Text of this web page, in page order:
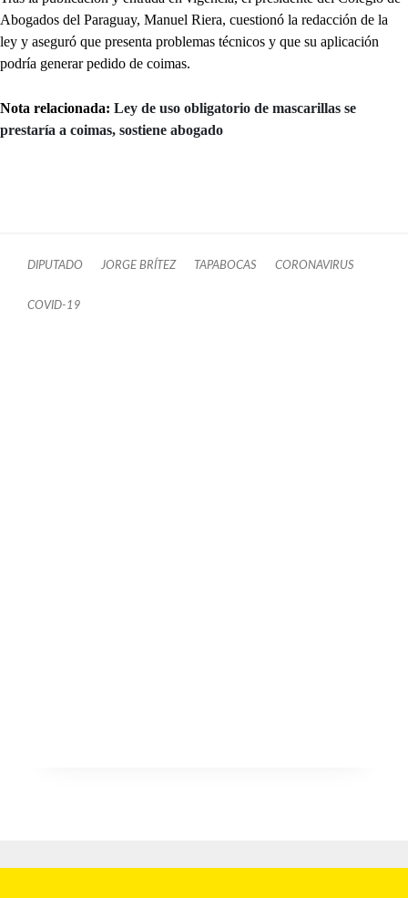
Abogados del Paraguay, Manuel Riera, cuestionó la redacción de la
ley y aseguró que presenta problemas técnicos y que su aplicación
podría generar pedido de coimas.
Nota relacionada: Ley de uso obligatorio de mascarillas se
prestaría a coimas, sostiene abogado
DIPUTADO JORGE BRÍTEZ TAPABOCAS CORONAVIRUS
COVID-19